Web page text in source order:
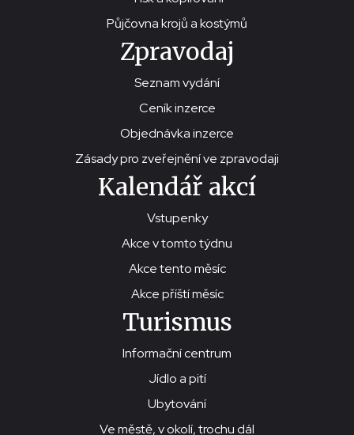
Půjčovna krojů a kostýmů
Zpravodaj
Seznam vydání
Ceník inzerce
Objednávka inzerce
Zásady pro zveřejnění ve zpravodaji
Kalendář akcí
Vstupenky
Akce v tomto týdnu
Akce tento měsíc
Akce příští měsíc
Turismus
Informační centrum
Jídlo a pití
Ubytování
Ve městě, v okolí, trochu dál